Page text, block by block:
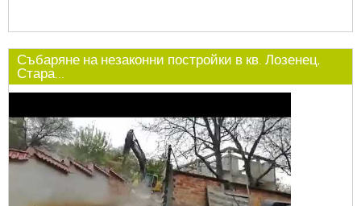
Събаряне на незаконни постройки в кв. Лозенец,
Стара...